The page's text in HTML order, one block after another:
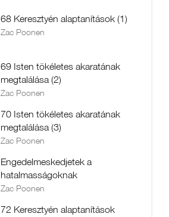
68 Keresztyén alaptanítások (1)
Zac Poonen
69 Isten tökéletes akaratának
megtalálása (2)
Zac Poonen
70 Isten tökéletes akaratának
megtalálása (3)
Zac Poonen
Engedelmeskedjetek a
hatalmasságoknak
Zac Poonen
72 Keresztyén alaptanítások